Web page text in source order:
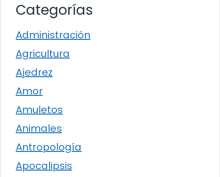
Categorías
Administración
Agricultura
Ajedrez
Amor
Amuletos
Animales
Antropología
Apocalipsis